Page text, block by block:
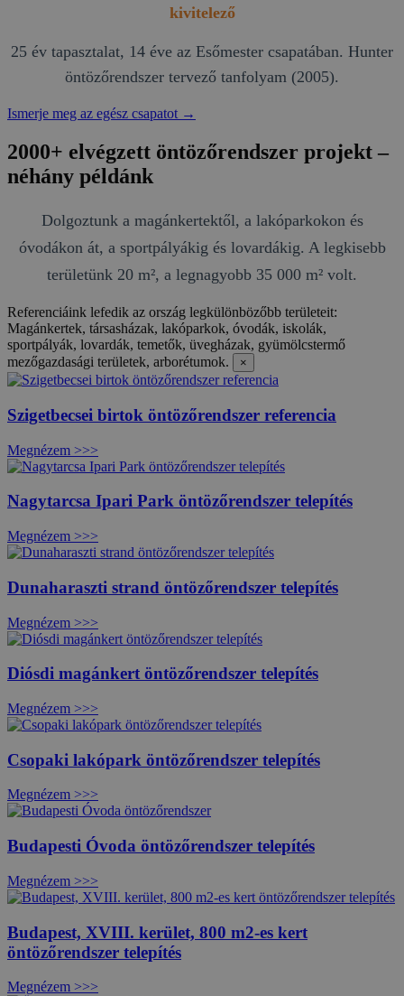
kivitelező
25 év tapasztalat, 14 éve az Esőmester csapatában. Hunter
öntözőrendszer tervező tanfolyam (2005).
Ismerje meg az egész csapatot →
2000+ elvégzett öntözőrendszer projekt –
néhány példánk
Dolgoztunk a magánkertektől, a lakóparkokon és
óvodákon át, a sportpályákig és lovardákig. A legkisebb
területünk 20 m², a legnagyobb 35 000 m² volt.
Referenciáink lefedik az ország legkülönbözőbb területeit:
Magánkertek, társasházak, lakóparkok, óvodák, iskolák,
sportpályák, lovardák, temetők, üvegházak, gyümölcstermő
mezőgazdasági területek, arborétumok.
×
Szigetbecsei birtok öntözőrendszer referencia
Megnézem >>>
Nagytarcsa Ipari Park öntözőrendszer telepítés
Megnézem >>>
Dunaharaszti strand öntözőrendszer telepítés
Megnézem >>>
Diósdi magánkert öntözőrendszer telepítés
Megnézem >>>
Csopaki lakópark öntözőrendszer telepítés
Megnézem >>>
Budapesti Óvoda öntözőrendszer telepítés
Megnézem >>>
Budapest, XVIII. kerület, 800 m2-es kert
öntözőrendszer telepítés
Megnézem >>>